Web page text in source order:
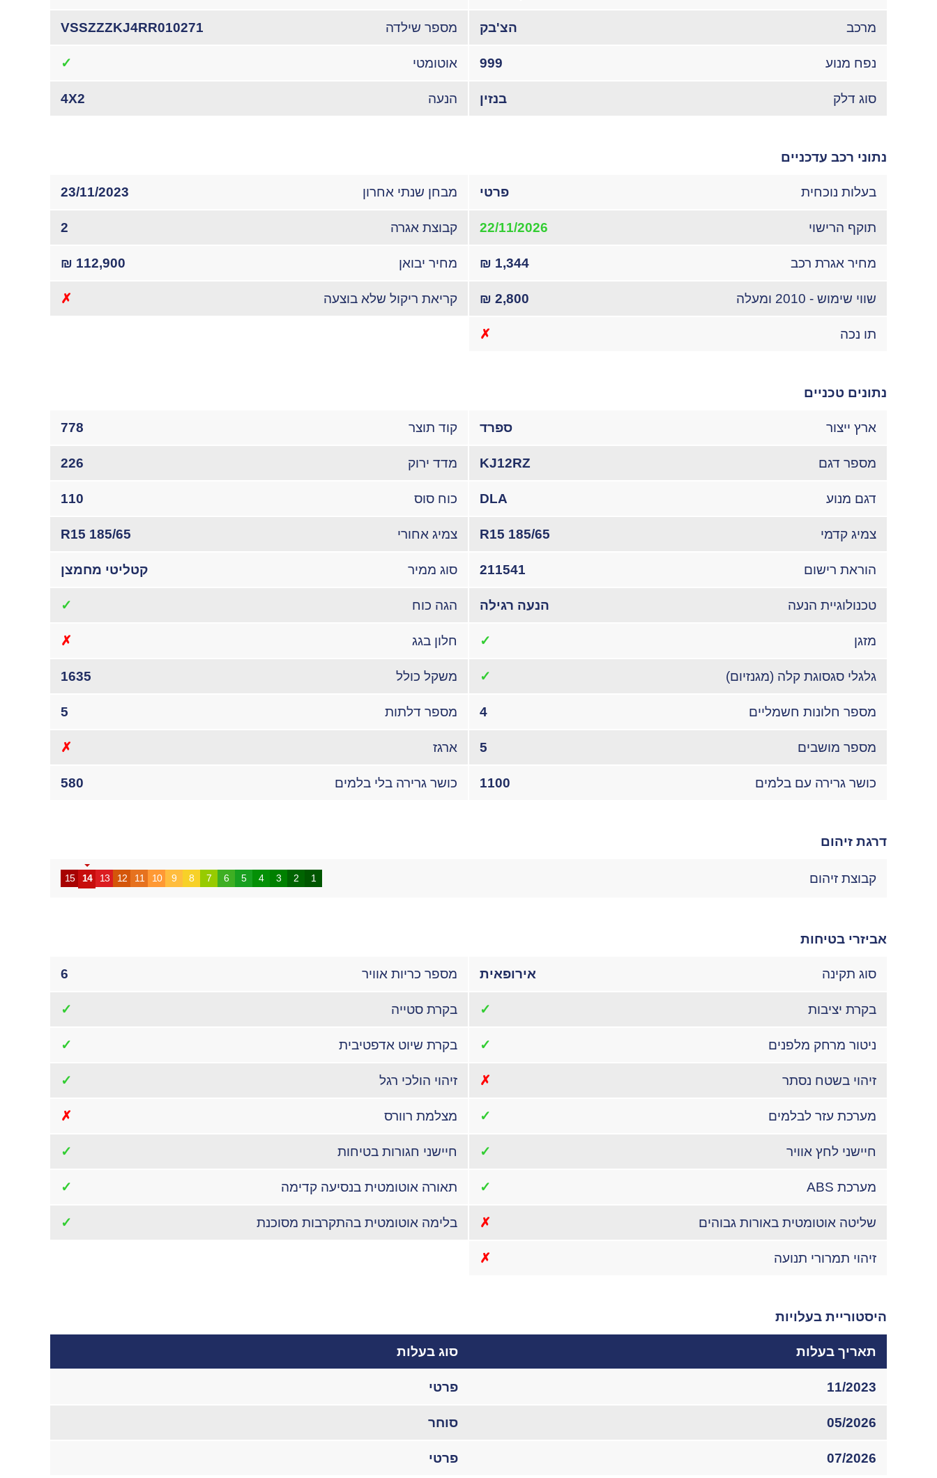
מרכב הצ'בק מספר שילדה VSSZZZKJ4RR010271
נפח מנוע 999 אוטומטי ✓
סוג דלק בנזין הנעה 4X2
נתוני רכב עדכניים
בעלות נוכחית פרטי מבחן שנתי אחרון 23/11/2023
תוקף הרישוי 22/11/2026 קבוצת אגרה 2
מחיר אגרת רכב 1,344 ₪ מחיר יבואן 112,900 ₪
שווי שימוש - 2010 ומעלה 2,800 ₪ קריאת ריקול שלא בוצעה ✗
תו נכה ✗
נתונים טכניים
ארץ ייצור ספרד קוד תוצר 778
מספר דגם KJ12RZ מדד ירוק 226
דגם מנוע DLA כוח סוס 110
צמיג קדמי 185/65 R15 צמיג אחורי 185/65 R15
הוראת רישום 211541 סוג ממיר קטליטי מחמצן
טכנולוגיית הנעה הנעה רגילה הגה כוח ✓
מזגן ✓ חלון בגג ✗
גלגלי סגסוגת קלה (מגנזיום) ✓ משקל כולל 1635
מספר חלונות חשמליים 4 מספר דלתות 5
מספר מושבים 5 ארגז ✗
כושר גרירה עם בלמים 1100 כושר גרירה בלי בלמים 580
דרגת זיהום
קבוצת זיהום 1
2
3
4
5
6
7
8
9
10
11
12
13
14
15
אביזרי בטיחות
סוג תקינה אירופאית מספר כריות אוויר 6
בקרת יציבות ✓ בקרת סטייה ✓
ניטור מרחק מלפנים ✓ בקרת שיוט אדפטיבית ✓
זיהוי בשטח נסתר ✗ זיהוי הולכי רגל ✓
מערכת עזר לבלמים ✓ מצלמת רוורס ✗
חיישני לחץ אוויר ✓ חיישני חגורות בטיחות ✓
מערכת ABS ✓ תאורה אוטומטית בנסיעה קדימה ✓
שליטה אוטומטית באורות גבוהים ✗ בלימה אוטומטית בהתקרבות מסוכנת ✓
זיהוי תמרורי תנועה ✗
היסטוריית בעלויות
תאריך בעלות סוג בעלות
11/2023 פרטי
05/2026 סוחר
07/2026 פרטי